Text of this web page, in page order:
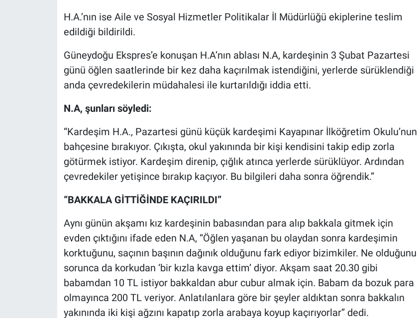
H.A.’nın ise Aile ve Sosyal Hizmetler Politikalar İl Müdürlüğü ekiplerine teslim
edildiği bildirildi.
Güneydoğu Ekspres’e konuşan H.A’nın ablası N.A, kardeşinin 3 Şubat Pazartesi
günü öğlen saatlerinde bir kez daha kaçırılmak istendiğini, yerlerde sürüklendiği
anda çevredekilerin müdahalesi ile kurtarıldığı iddia etti.
N.A, şunları söyledi:
“Kardeşim H.A., Pazartesi günü küçük kardeşimi Kayapınar İlköğretim Okulu’nun
bahçesine bırakıyor. Çıkışta, okul yakınında bir kişi kendisini takip edip zorla
götürmek istiyor. Kardeşim direnip, çığlık atınca yerlerde sürüklüyor. Ardından
çevredekiler yetişince bırakıp kaçıyor. Bu bilgileri daha sonra öğrendik.”
“BAKKALA GİTTİĞİNDE KAÇIRILDI”
Aynı günün akşamı kız kardeşinin babasından para alıp bakkala gitmek için
evden çıktığını ifade eden N.A, “Öğlen yaşanan bu olaydan sonra kardeşimin
korktuğunu, saçının başının dağınık olduğunu fark ediyor bizimkiler. Ne olduğunu
sorunca da korkudan ‘bir kızla kavga ettim’ diyor. Akşam saat 20.30 gibi
babamdan 10 TL istiyor bakkaldan abur cubur almak için. Babam da bozuk para
olmayınca 200 TL veriyor. Anlatılanlara göre bir şeyler aldıktan sonra bakkalın
yakınında iki kişi ağzını kapatıp zorla arabaya koyup kaçırıyorlar” dedi.
Programlar
Teknoloji
Yerel Gündem
Canlı Yayın